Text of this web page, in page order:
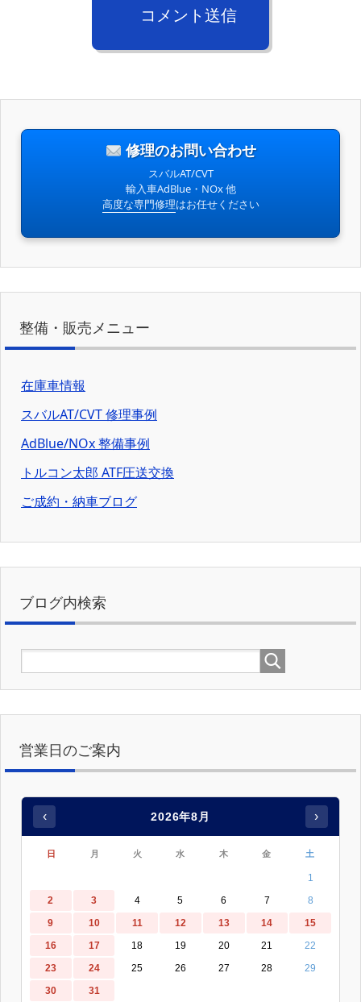
コメント送信
修理のお問い合わせ
スバルAT/CVT
輸入車AdBlue・NOx 他
高度な専門修理はお任せください
整備・販売メニュー
在庫車情報
スバルAT/CVT 修理事例
AdBlue/NOx 整備事例
トルコン太郎 ATF圧送交換
ご成約・納車ブログ
ブログ内検索
営業日のご案内